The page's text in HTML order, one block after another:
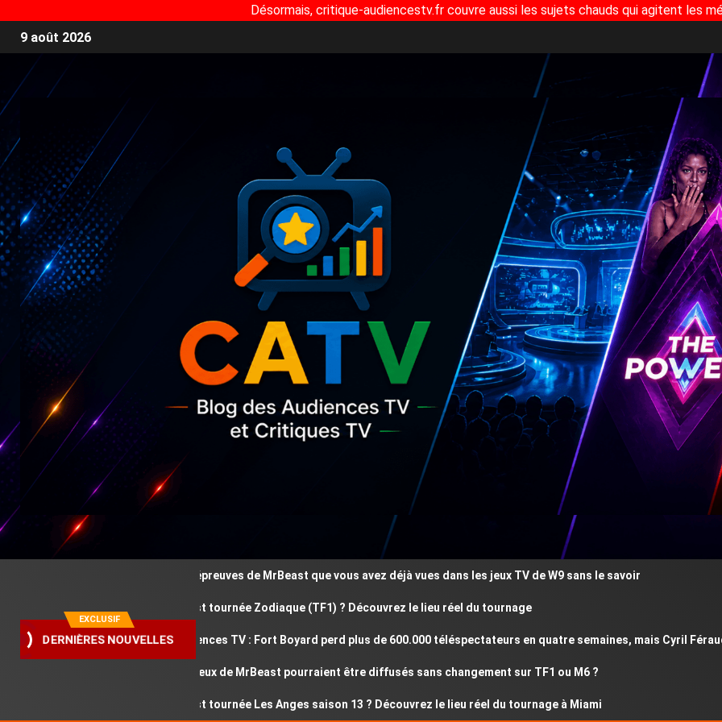
Désormais, critique-audiencestv.fr couvre aussi les sujets chauds qui agitent les
9 août 2026
EXCLUSIF
DERNIÈRES NOUVELLES
Ces épreuves de MrBeast que vous avez déjà vues dans les jeux TV de W9 sans le savoir
Où est tournée Zodiaque (TF1) ? Découvrez le lieu réel du tournage
Audiences TV : Fort Boyard perd plus de 600.000 téléspectateurs en quatre semaines, mais Cyril Féraud
Ces jeux de MrBeast pourraient être diffusés sans changement sur TF1 ou M6 ?
Où est tournée Les Anges saison 13 ? Découvrez le lieu réel du tournage à Miami